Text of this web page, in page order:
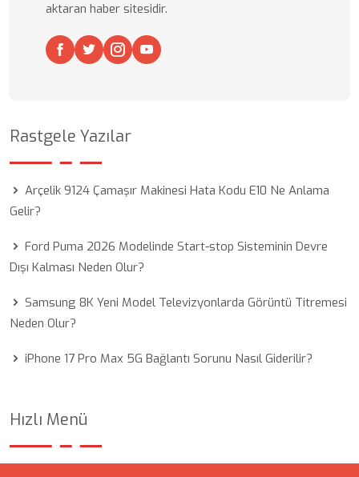
aktaran haber sitesidir.
Rastgele Yazılar
Arçelik 9124 Çamaşır Makinesi Hata Kodu E10 Ne Anlama
Gelir?
Ford Puma 2026 Modelinde Start-stop Sisteminin Devre
Dışı Kalması Neden Olur?
Samsung 8K Yeni Model Televizyonlarda Görüntü Titremesi
Neden Olur?
iPhone 17 Pro Max 5G Bağlantı Sorunu Nasıl Giderilir?
Hızlı Menü